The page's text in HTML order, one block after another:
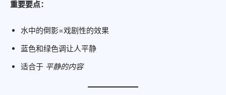
重要要点：
水中的倒影=戏剧性的效果
蓝色和绿色调让人平静
适合于 平静的内容